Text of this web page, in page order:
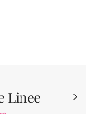
Linee